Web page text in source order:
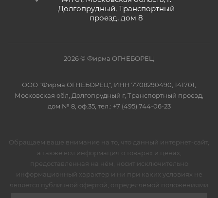
Долгопрудный, Транспортный
проезд, дом 8
2026 © Фирма ОГНЕБОРЕЦ
ООО "Фирма ОГНЕБОРЕЦ", ИНН 7708290490, 141701,
Московская обл, Долгопрудный г, Транспортный проезд,
дом № 8, оф.35, тел.: +7 (495) 744-06-23
Обращаем ваше внимание на то, что данный интернет-сайт,
а также вся информация о товарах и ценах,
предоставленная на нём, носит исключительно
информационный характер и ни при каких условиях не
является публичной офертой, определяемой положениями